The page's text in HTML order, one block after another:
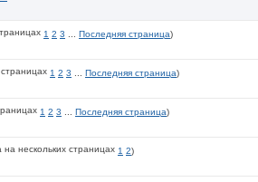
1 2 3 Последняя страница)
1 2 3 Последняя страница)
1 2 3 Последняя страница)
1 2)